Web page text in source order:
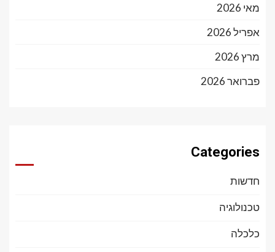
מאי 2026
אפריל 2026
מרץ 2026
פברואר 2026
Categories
חדשות
טכנולוגיה
כלכלה